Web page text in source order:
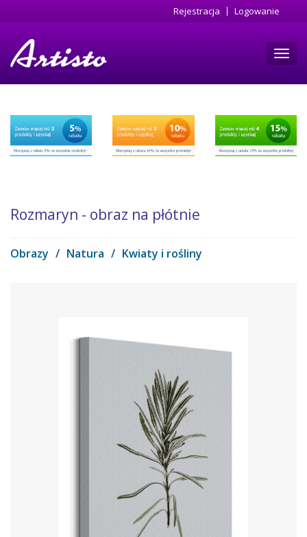
do
Rejestracja Logowanie
Rozmaryn - obraz na płótnie
Obrazy / Natura / Kwiaty i rośliny